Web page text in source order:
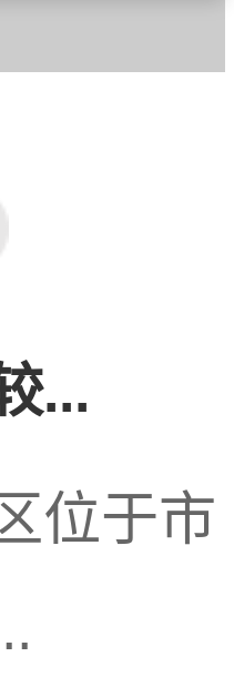
场。...
位于市